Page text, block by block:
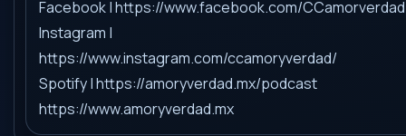
Facebook | https://www.facebook.com/CCamorverdad
Instagram |
https://www.instagram.com/ccamoryverdad/
Spotify | https://amoryverdad.mx/podcast
https://www.amoryverdad.mx